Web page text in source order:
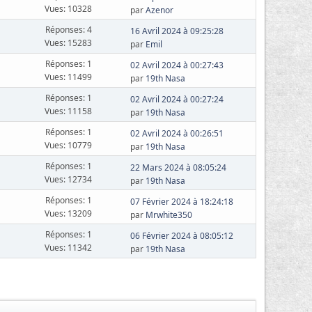
Vues: 10328
parAzenor
Réponses: 4
Vues: 15283
16 Avril 2024 à 09:25:28
par Emil
Réponses: 1
Vues: 11499
02 Avril 2024 à 00:27:43
par 19th Nasa
Réponses: 1
Vues: 11158
02 Avril 2024 à 00:27:24
par 19th Nasa
Réponses: 1
Vues: 10779
02 Avril 2024 à 00:26:51
par 19th Nasa
Réponses: 1
Vues: 12734
22 Mars 2024 à 08:05:24
par 19th Nasa
Réponses: 1
Vues: 13209
07 Février 2024 à 18:24:18
par Mrwhite350
Réponses: 1
Vues: 11342
06 Février 2024 à 08:05:12
par 19th Nasa